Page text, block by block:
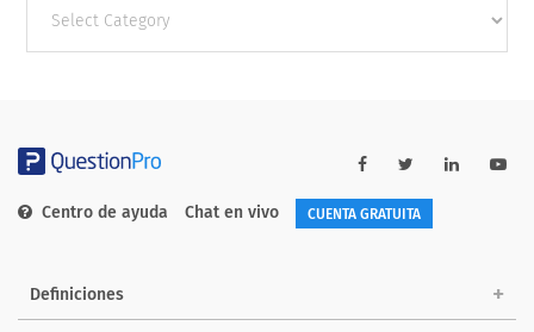
categories
Centro de ayuda Chat en vivo CUENTA GRATUITA
Definiciones